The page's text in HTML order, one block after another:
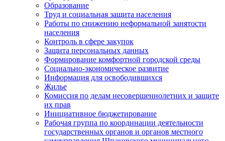
Образование
Труд и социальная защита населения
Работы по снижению неформальной занятости
населения
Контроль в сфере закупок
Защита персональных данных
Формирование комфортной городской среды
Социально-экономическое развитие
Информация для освободившихся
Жилье
Комиссия по делам несовершеннолетних и защите
их прав
Инициативное бюджетирование
Рабочая группа по координации деятельности
государственных органов и органов местного